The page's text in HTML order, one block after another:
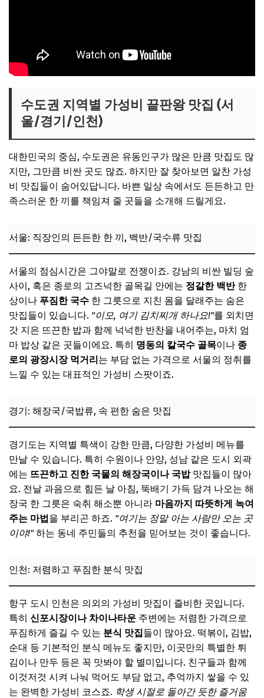
수도권 지역별 가성비 끝판왕 맛집 (서
울/경기/인천)
대한민국의 중심, 수도권은 유동인구가 많은 만큼 맛집도 많
지만, 그만큼 비싼 곳도 많죠. 하지만 잘 찾아보면 알찬 가성
비 맛집들이 숨어있답니다. 바쁜 일상 속에서도 든든하고 만
족스러운 한 끼를 책임져 줄 곳들을 소개해 드릴게요.
서울: 직장인의 든든한 한 끼, 백반/국수류 맛집
서울의 점심시간은 그야말로 전쟁이죠. 강남의 비싼 빌딩 숲
사이, 혹은 종로의 고즈넉한 골목길 안에는 정갈한 백반한
상이나 푸짐한 국수 한 그릇으로 지친 몸을 달래주는 숨은
맛집들이 있습니다. "이모, 여기 김치찌개 하나요!"를 외치면
갓 지은 뜨끈한 밥과 함께 넉넉한 반찬을 내어주는, 마치 엄
마 밥상 같은 곳들이에요. 특히 명동의 칼국수 골목이나 종
로의 광장시장 먹거리는 부담 없는 가격으로 서울의 정취를
느낄 수 있는 대표적인 가성비 스팟이죠.
경기: 해장국/국밥류, 속 편한 숨은 맛집
경기도는 지역별 특색이 강한 만큼, 다양한 가성비 메뉴를
만날 수 있습니다. 특히 수원이나 안양, 성남 같은 도시 외곽
에는 뜨끈하고 진한 국물의 해장국이나 국밥맛집들이 많아
요. 전날 과음으로 힘든 날 아침, 뚝배기 가득 담겨 나오는 해
장국 한 그릇은 숙취 해소뿐 아니라 마음까지 따뜻하게 녹여
주는 마법을 부리곤 하죠. "여기는 정말 아는 사람만 오는 곳
이야!"하는 동네 주민들의 추천을 믿어보는 것이 좋습니다.
인천: 저렴하고 푸짐한 분식 맛집
항구 도시 인천은 의외의 가성비 맛집이 즐비한 곳입니다.
특히 신포시장이나 차이나타운 주변에는 저렴한 가격으로
푸짐하게 즐길 수 있는 분식 맛집들이 많아요. 떡볶이, 김밥,
순대 등 기본적인 분식 메뉴도 좋지만, 이곳만의 특별한 튀
김이나 만두 등은 꼭 맛봐야 할 별미입니다. 친구들과 함께
이것저것 시켜 나눠 먹어도 부담 없고, 추억까지 쌓을 수 있
는 완벽한 가성비 코스죠. 학생 시절로 돌아간 듯한 즐거움